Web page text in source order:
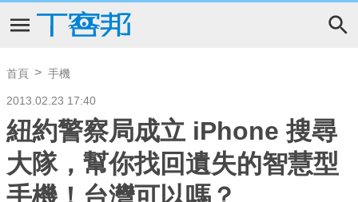
首頁 手機
2013.02.23 17:40
紐約警察局成立 iPhone 搜尋
大隊，幫你找回遺失的智慧型